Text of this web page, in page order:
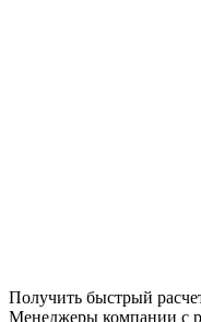
Получить быстрый
Менеджеры компании с